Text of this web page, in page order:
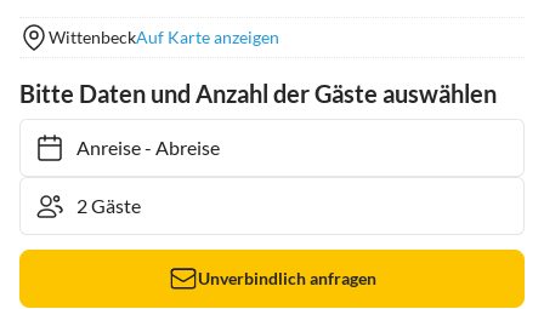
WittenbeckAuf Karte anzeigen
Bitte Daten und Anzahl der Gäste auswählen
Anreise- Abreise
Unverbindlich anfragen